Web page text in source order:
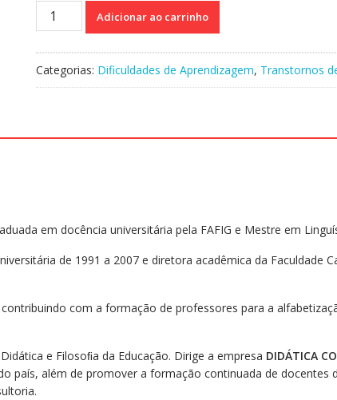
Fracasso
professor-
Adicionar ao carrinho
Categorias: Dificuldades de Aprendizagem, Transtornos
em docência universitária pela FAFIG e Mestre em
de 1991 a 2007 e diretora acadêmica da Faculdade
com a formação de professores para a
e Filosoﬁa da Educação. Dirige a empresa DIDÁTICA
país, além de promover a formação continuada de docentes